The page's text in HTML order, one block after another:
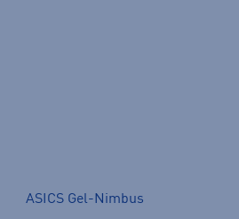
ASICS Gel-Nimbus